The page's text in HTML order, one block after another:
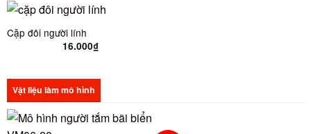
Cặp đôi người lính
16.000₫
Vật liệu làm mô hình